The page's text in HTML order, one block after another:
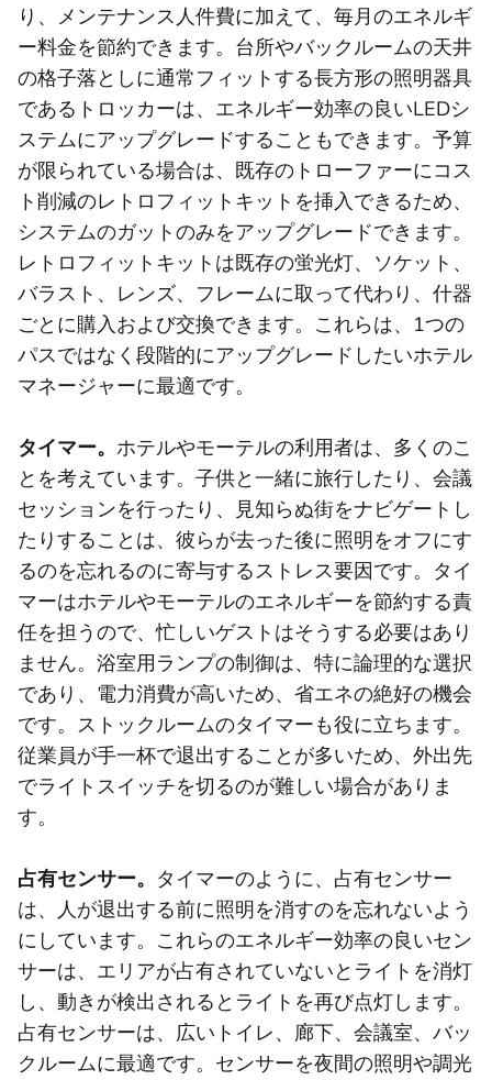
り、メンテナンス人件費に加えて、毎月のエネルギ
ー料金を節約できます。台所やバックルームの天井
の格子落としに通常フィットする長方形の照明器具
であるトロッカーは、エネルギー効率の良いLEDシ
ステムにアップグレードすることもできます。予算
が限られている場合は、既存のトローファーにコス
ト削減のレトロフィットキットを挿入できるため、
システムのガットのみをアップグレードできます。
レトロフィットキットは既存の蛍光灯、ソケット、
バラスト、レンズ、フレームに取って代わり、什器
ごとに購入および交換できます。これらは、1つの
パスではなく段階的にアップグレードしたいホテル
マネージャーに最適です。
タイマー。 ホテルやモーテルの利用者は、多くのこ
とを考えています。子供と一緒に旅行したり、会議
セッションを行ったり、見知らぬ街をナビゲートし
たりすることは、彼らが去った後に照明をオフにす
るのを忘れるのに寄与するストレス要因です。タイ
マーはホテルやモーテルのエネルギーを節約する責
任を担うので、忙しいゲストはそうする必要はあり
ません。浴室用ランプの制御は、特に論理的な選択
であり、電力消費が高いため、省エネの絶好の機会
です。ストックルームのタイマーも役に立ちます。
従業員が手一杯で退出することが多いため、外出先
でライトスイッチを切るのが難しい場合がありま
す。
占有センサー。 タイマーのように、占有センサー
は、人が退出する前に照明を消すのを忘れないよう
にしています。これらのエネルギー効率の良いセン
サーは、エリアが占有されていないとライトを消灯
し、動きが検出されるとライトを再び点灯します。
占有センサーは、広いトイレ、廊下、会議室、バッ
クルームに最適です。センサーを夜間の照明や調光